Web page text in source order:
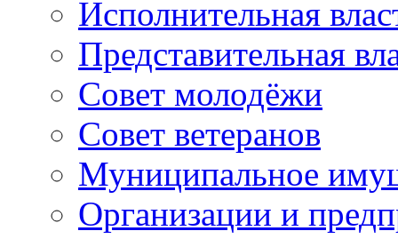
Исполнительная
Представительная
Совет молодёжи
Совет ветеранов
Муниципальное
Организации и